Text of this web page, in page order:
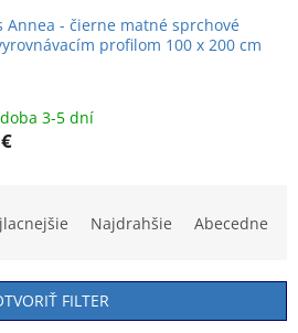
Annea - čierne matné sprchové
profilom 100 x 200 cm
3-5 dní
Najdrahšie Abecedne
FILTER